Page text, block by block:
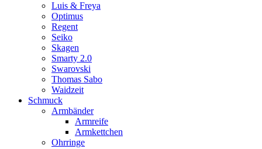
Luis & Freya
Optimus
Regent
Seiko
Skagen
Smarty 2.0
Swarovski
Thomas Sabo
Waidzeit
Schmuck
Armbänder
Armreife
Armkettchen
Ohrringe